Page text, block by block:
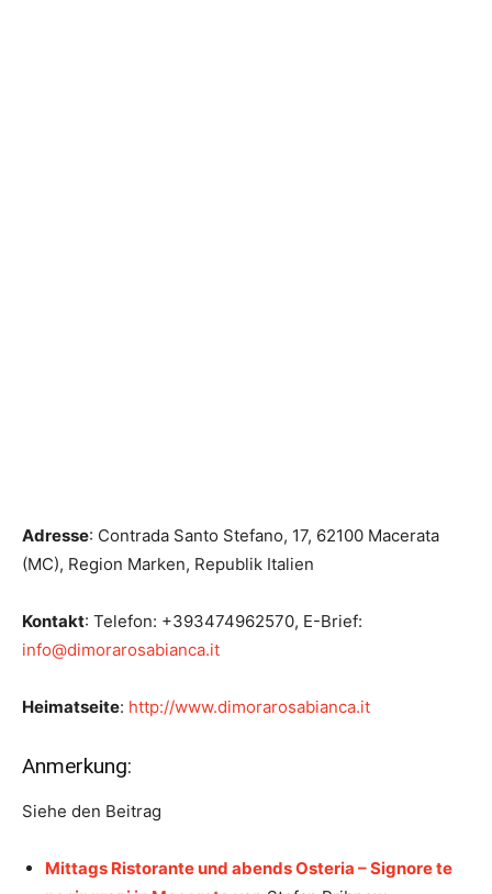
Adresse: Contrada Santo Stefano, 17, 62100 Macerata
(MC), Region Marken, Republik Italien
Kontakt: Telefon: +393474962570, E-Brief:
info@dimorarosabianca.it
Heimatseite: http://www.dimorarosabianca.it
Anmerkung:
Siehe den Beitrag
Mittags Ristorante und abends Osteria – Signore te